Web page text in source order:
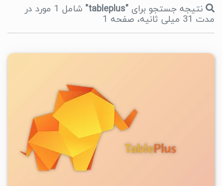
نتیجه جستجو برای "tableplus"
شامل 1 مورد در
مدت 31 میلی ثانیه، صفحه 1
۳